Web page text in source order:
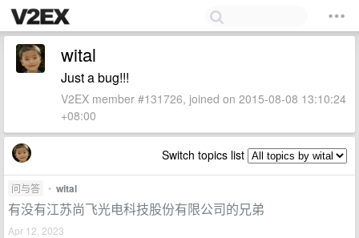
wital
Just a bug!!!
V2EX member #131726, joined on 2015-08-08 13:10:24
+08:00
Switch topics list
问与答 • wital
有没有江苏尚飞光电科技股份有限公司的兄弟
Apr 12, 2023